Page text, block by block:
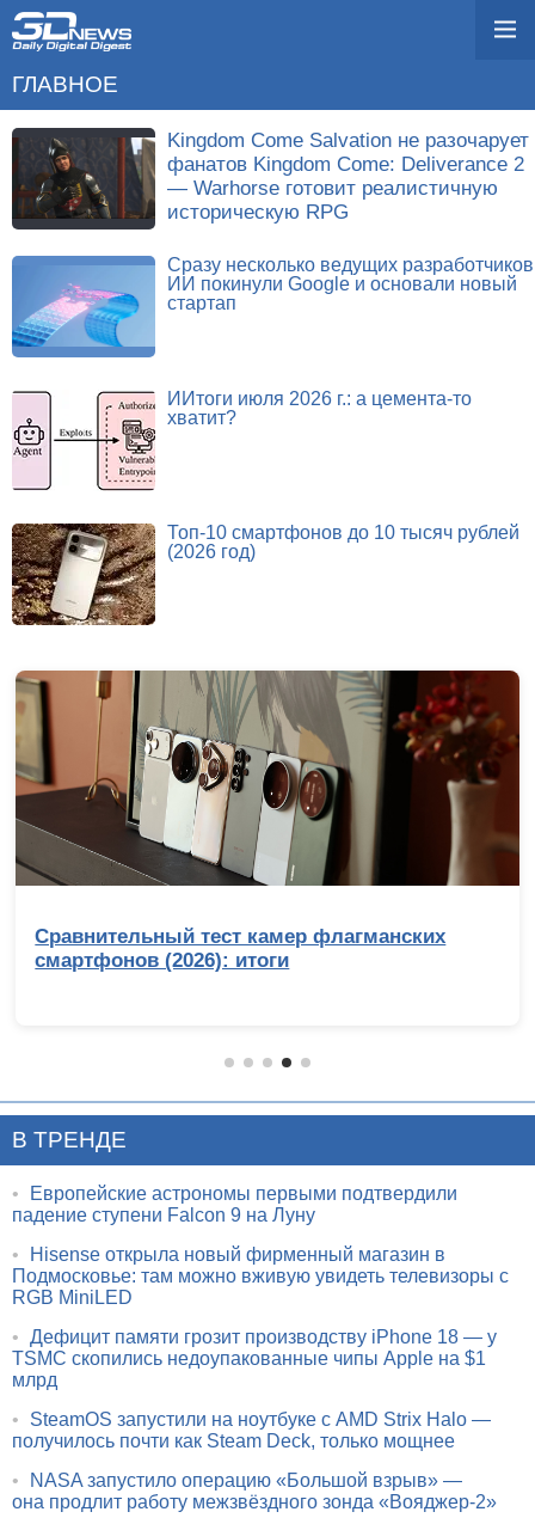
ГЛАВНОЕ
Kingdom Come Salvation не разочарует
фанатов Kingdom Come: Deliverance 2
— Warhorse готовит реалистичную
историческую RPG
Сразу несколько ведущих разработчиков
ИИ покинули Google и основали новый
стартап
ИИтоги июля 2026 г.: а цемента-то
хватит?
Топ-10 смартфонов до 10 тысяч рублей
(2026 год)
Сравнительный тест камер флагманских
смартфонов (2026): итоги
В ТРЕНДЕ
•
Европейские астрономы первыми подтвердили
падение ступени Falcon 9 на Луну
•
Hisense открыла новый фирменный магазин в
Подмосковье: там можно вживую увидеть телевизоры с
RGB MiniLED
• Дефицит памяти грозит производству iPhone 18 — у
TSMC скопились недоупакованные чипы Apple на $1
млрд
•
SteamOS запустили на ноутбуке с AMD Strix Halo —
получилось почти как Steam Deck, только мощнее
•
NASA запустило операцию «Большой взрыв» —
она продлит работу межзвёздного зонда «Вояджер-2»